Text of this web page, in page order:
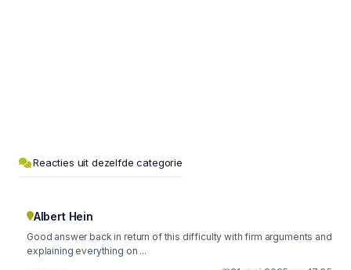
Reacties uit dezelfde categorie
Albert Hein
Good answer back in return of this difficulty with firm arguments and
explaining everything on ...